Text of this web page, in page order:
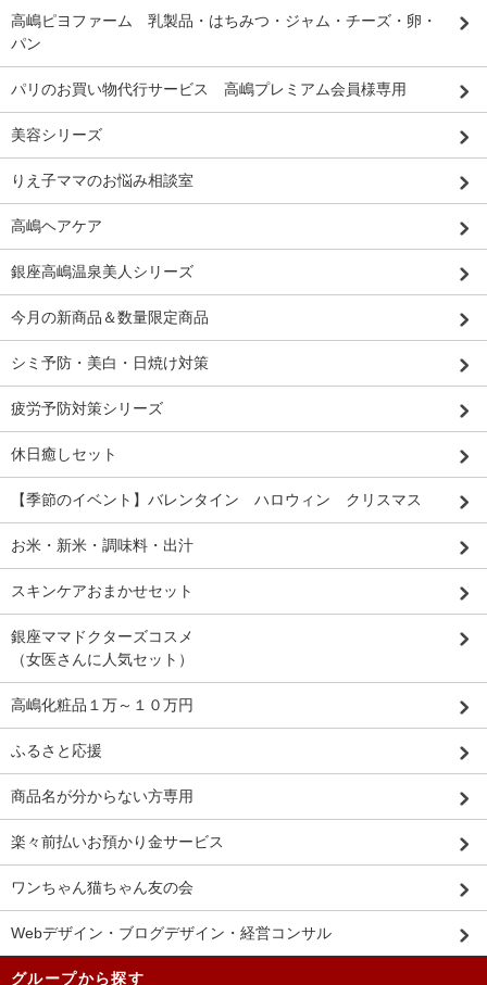
高嶋ピヨファーム 乳製品・はちみつ・ジャム・チーズ・卵・
パン
パリのお買い物代行サービス 高嶋プレミアム会員様専用
美容シリーズ
りえ子ママのお悩み相談室
高嶋ヘアケア
銀座高嶋温泉美人シリーズ
今月の新商品＆数量限定商品
シミ予防・美白・日焼け対策
疲労予防対策シリーズ
休日癒しセット
【季節のイベント】バレンタイン ハロウィン クリスマス
お米・新米・調味料・出汁
スキンケアおまかせセット
銀座ママドクターズコスメ
（女医さんに人気セット）
高嶋化粧品１万～１０万円
ふるさと応援
商品名が分からない方専用
楽々前払いお預かり金サービス
ワンちゃん猫ちゃん友の会
Webデザイン・ブログデザイン・経営コンサル
グループから探す